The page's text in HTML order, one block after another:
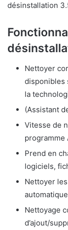
désinstallation
Nettoyer
disponibles
la
(Assistant
Vitesse de
programme
Prend en
logiciels,
Nettoyer
Nettoyage
d’ajout/